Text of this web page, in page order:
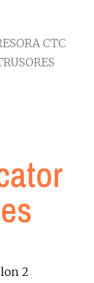
CTC
2